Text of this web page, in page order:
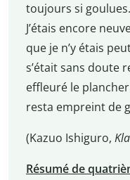
toujours si
J’étais encore
que je n’y étais
s’était sans doute
effleuré le
resta empreint de
(Kazuo Ishiguro,
Résumé de